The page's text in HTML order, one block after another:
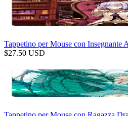
Tappetino per Mouse con Insegnante
$27.50 USD